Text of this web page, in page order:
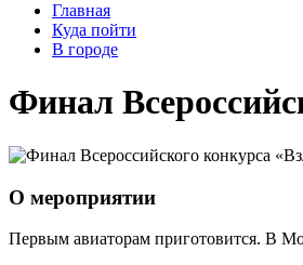
Главная
Куда пойти
В городе
Финал
О мероприятии
Первым авиаторам приготовится. В